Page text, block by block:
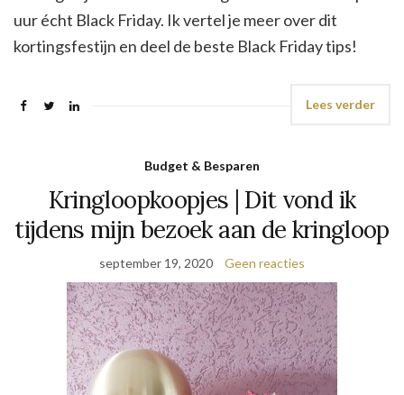
uur écht Black Friday. Ik vertel je meer over dit
kortingsfestijn en deel de beste Black Friday tips!
Lees verder
Budget & Besparen
Kringloopkoopjes | Dit vond ik
tijdens mijn bezoek aan de kringloop
september 19, 2020 Geen reacties